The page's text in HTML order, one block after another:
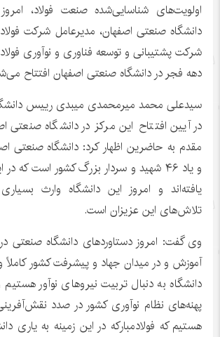
اولویت‌های شناسایی‌شده صنعت فولاد،
دانشگاه صنعتی اصفهان، مدیرعامل شرکت فولاد
شرکت پشتیبانی و توسعه فناوری و نوآوری
دهه فجر در دانشگاه صنعتی اصفهان افتتاح
سیدعلی محمد میرمحمدی میبدی رییس
در آیین افتتاح این مرکز در دانشگاه
مقدم به حاضرین اظهار کرد: دانشگاه صنعتی
و یاد ۴۶ شهید و سردار بزرگ کشور است که
یافته‌اند و امروز این دانشگاه وارث
تلاش‌های این عزیزان است.
وی گفت: امروز دستاوردهای دانشگاه
آموزش و در میدان جهاد و پیشرفت کشور
دانشگاه به دنبال تربیت نیروهای نوآور
پهنه‌های نظام نوآوری کشور در صدد
هستیم که فولادمبارکه در این زمینه به یاری